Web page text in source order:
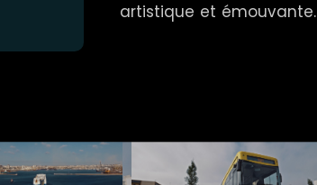
artistique et émouvante.